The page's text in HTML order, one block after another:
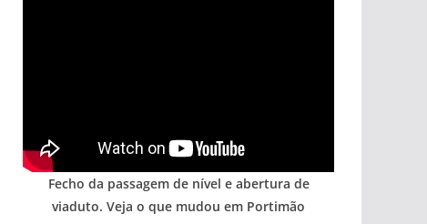
Fecho da passagem de nível e abertura de
viaduto. Veja o que mudou em Portimão